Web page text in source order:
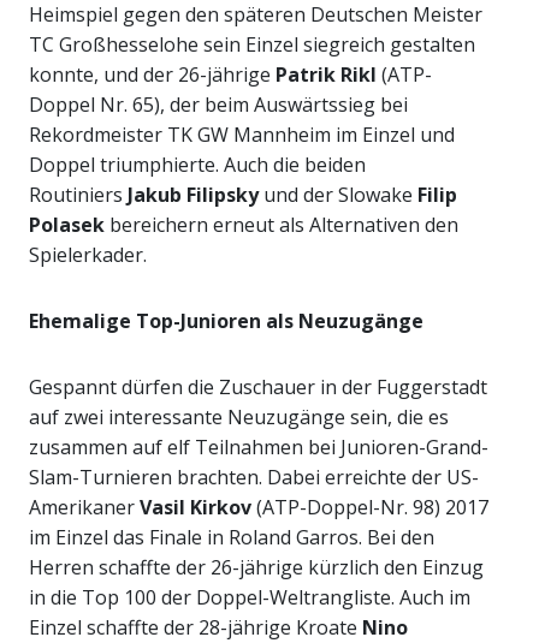
Heimspiel gegen den späteren Deutschen Meister
TC Großhesselohe sein Einzel siegreich gestalten
konnte, und der 26-jährige Patrik Rikl (ATP-
Doppel Nr. 65), der beim Auswärtssieg bei
Rekordmeister TK GW Mannheim im Einzel und
Doppel triumphierte. Auch die beiden
Routiniers Jakub Filipskyund der Slowake Filip
Polasek bereichern erneut als Alternativen den
Spielerkader.
Ehemalige Top-Junioren als Neuzugänge
Gespannt dürfen die Zuschauer in der Fuggerstadt
auf zwei interessante Neuzugänge sein, die es
zusammen auf elf Teilnahmen bei Junioren-Grand-
Slam-Turnieren brachten. Dabei erreichte der US-
AmerikanerVasil Kirkov(ATP-Doppel-Nr. 98) 2017
im Einzel das Finale in Roland Garros. Bei den
Herren schaffte der 26-jährige kürzlich den Einzug
in die Top 100 der Doppel-Weltrangliste. Auch im
Einzel schaffte der 28-jährige Kroate Nino